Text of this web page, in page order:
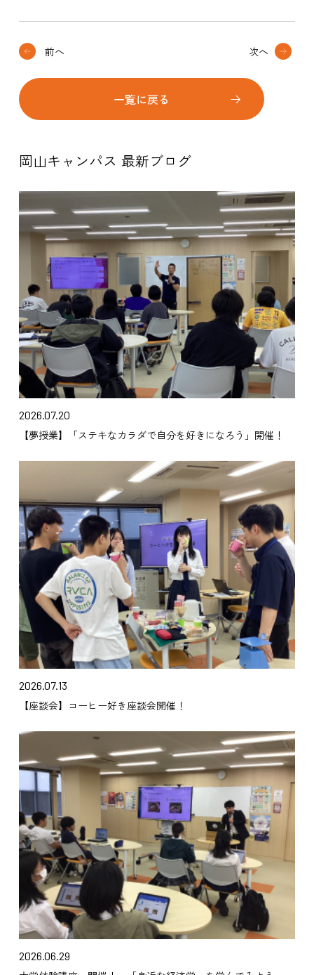
前へ
一覧に戻る
次へ
岡山キャンパス 最新ブログ
2026.07.20
【夢授業】「ステキなカラダで自分を好きになろう」開催！
2026.07.13
【座談会】コーヒー好き座談会開催！
2026.06.29